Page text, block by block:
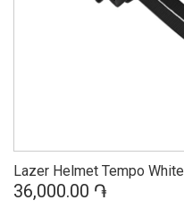
Lazer Helmet Tempo White
36,000.00 ֏